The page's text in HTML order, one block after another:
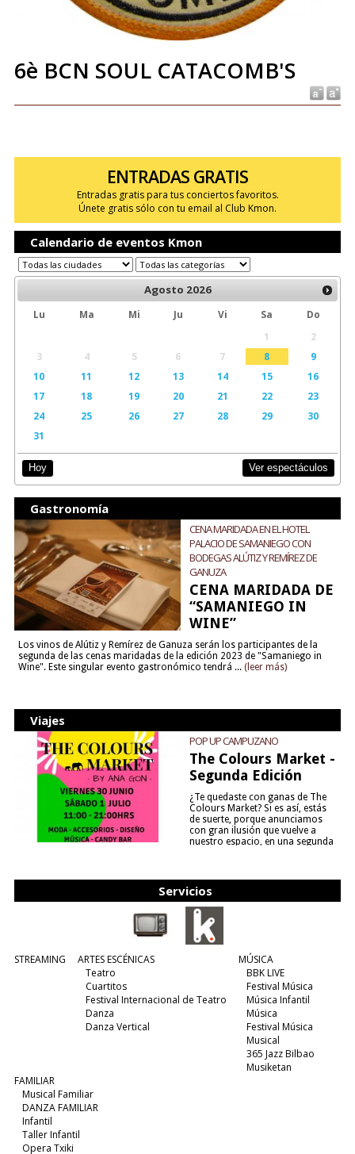
6è BCN SOUL CATACOMB'S
ENTRADAS GRATIS
Entradas gratis para tus conciertos favoritos.
Únete gratis sólo con tu email al Club Kmon.
Calendario de eventos Kmon
Agosto 2026
Lu Ma Mi Ju Vi Sa
Do
1
2
3
4 5 6 7 8
9
10
11 12 13 14 15
16
17
18 19 20 21 22
23
24
25 26 27 28 29
30
31
Hoy Ver espectáculos
Gastronomía
CENA MARIDADA EN EL HOTEL
PALACIO DE SAMANIEGO CON
BODEGAS ALÚTIZ Y REMÍREZ DE
GANUZA
CENA MARIDADA DE
“SAMANIEGO IN
WINE”
Los vinos de Alútiz y Remírez de Ganuza serán los participantes de la
segunda de las cenas maridadas de la edición 2023 de "Samaniego in
Wine". Este singular evento gastronómico tendrá ... (leer más)
Viajes
POP UP CAMPUZANO
The Colours Market -
Segunda Edición
¿Te quedaste con ganas de The
Colours Market? Si es así, estás
de suerte, porque anunciamos
con gran ilusión que vuelve a
nuestro espacio, en una segunda
Servicios
STREAMING
ARTES ESCÉNICAS
Teatro
Cuartitos
Festival Internacional de Teatro
Danza
Danza Vertical
MÚSICA
BBK LIVE
Festival Música
Música Infantil
Música
Festival Música
Musical
365 Jazz Bilbao
Musiketan
FAMILIAR
Musical Familiar
DANZA FAMILIAR
Infantil
Taller Infantil
Opera Txiki